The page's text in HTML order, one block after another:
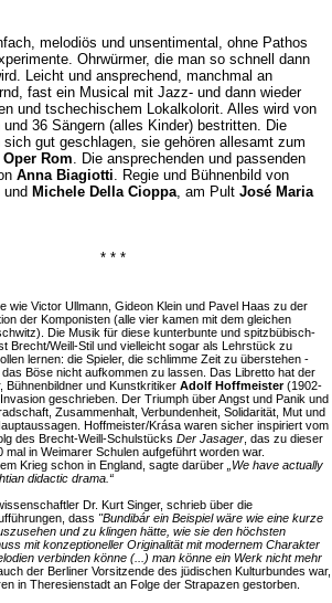
melodiös und unsentimental, ohne Pathos
Ohrwürmer, die man so schnell dann
Leicht und ansprechend, manchmal an
fast ein Musical mit Jazz- und dann wieder
und tschechischem Lokalkolorit. Alles wird von
36 Sängern (alles Kinder) bestritten. Die
sich gut geschlagen, sie gehören allesamt zum
Rom. Die ansprechenden und passenden
Anna Biagiotti. Regie und Bühnenbild von
und Michele Della Cioppa, am Pult José Maria
* * *
wie Victor Ullmann, Gideon Klein und Pavel Haas zu der
der Komponisten (alle vier kamen mit dem gleichen
Die Musik für diese kunterbunte und spitzbübisch-
Brecht/Weill-Stil und vielleicht sogar als Lehrstück zu
lernen: die Spieler, die schlimme Zeit zu überstehen -
Böse nicht aufkommen zu lassen. Das Libretto hat der
Bühnenbildner und Kunstkritiker Adolf Hoffmeister(1902-
geschrieben. Der Triumph über Angst und Panik und
Zusammenhalt, Verbundenheit, Solidarität, Mut und
Hoffmeister/Krása waren sicher inspiriert vom
des Brecht-Weill-Schulstücks Der Jasager, das zu dieser
mal in Weimarer Schulen aufgeführt worden war.
Krieg schon in England, sagte darüber
„We have actually
didactic drama.“
Dr. Kurt Singer, schrieb über die
dass "Bundibár ein Beispiel wäre wie eine kurze
und zu klingen hätte, wie sie den höchsten
mit konzeptioneller Originalität mit modernem Charakter
verbinden könne (...) man könne ein Werk nicht mehr
der Berliner Vorsitzende des jüdischen Kulturbundes war,
in Theresienstadt an Folge der Strapazen gestorben.